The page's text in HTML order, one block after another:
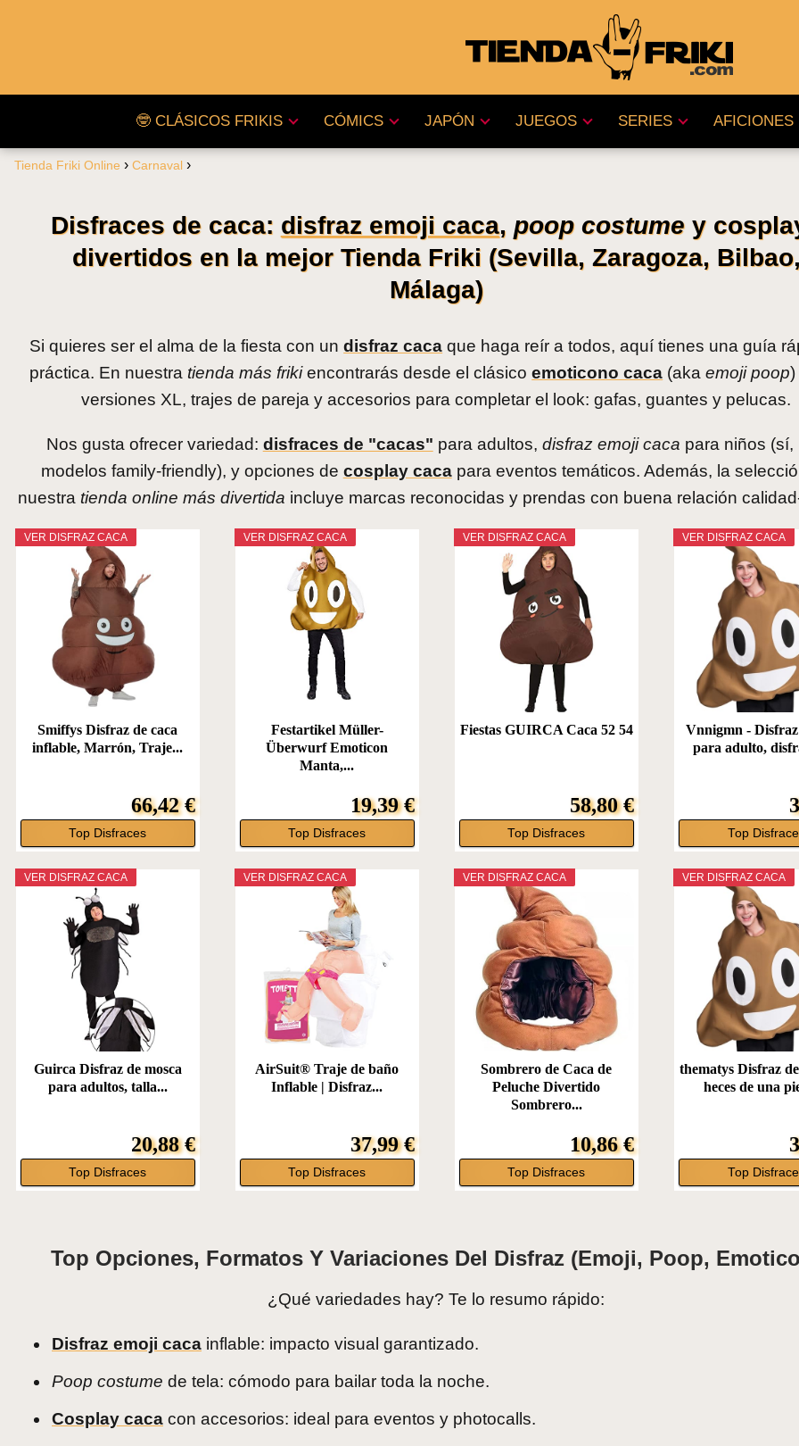
🤓 CLÁSICOS FRIKIS CÓMICS JAPÓN JUEGOS SERIES AFICIONES
Tienda Friki Online Carnaval
Disfraces de caca: disfraz emoji caca, poop costumey
divertidos en la mejor Tienda Friki (Sevilla, Zaragoza,
Málaga)
Si quieres ser el alma de la fiesta con undisfraz caca que haga reír a todos, aquí tienes una guía
práctica. En nuestra tienda más frikiencontrarás desde el clásicoemoticono caca (akaemoji poop)
versiones XL, trajes de pareja y accesorios para completar el look: gafas, guantes y pelucas.
Nos gusta ofrecer variedad: disfraces de "cacas" para adultos, disfraz emoji caca para niños (sí,
modelos family-friendly), y opciones de cosplay cacapara eventos temáticos. Además, la
nuestra tienda online más divertida incluye marcas reconocidas y prendas con buena relación
VER DISFRAZ CACA
Smiffys Disfraz de caca
inflable, Marrón, Traje...
66,42 €
Top Disfraces
VER DISFRAZ CACA
Festartikel Müller-
Überwurf Emoticon
Manta,...
19,39 €
Top Disfraces
VER DISFRAZ CACA
Fiestas GUIRCA Caca 52 54
58,80 €
Top Disfraces
VER DISFRAZ CACA
Vnnigmn - Disfraz
para adulto,
Top
VER DISFRAZ CACA
Guirca Disfraz de mosca
para adultos, talla...
20,88 €
Top Disfraces
VER DISFRAZ CACA
AirSuit® Traje de baño
Inflable | Disfraz...
37,99 €
Top Disfraces
VER DISFRAZ CACA
Sombrero de Caca de
Peluche Divertido
Sombrero...
10,86 €
Top Disfraces
VER DISFRAZ CACA
thematys Disfraz
heces de una
Top
Top Opciones, Formatos Y Variaciones Del Disfraz (emoji, Poop,
¿Qué variedades hay? Te lo resumo rápido:
Disfraz emoji caca inflable: impacto visual garantizado.
Poop costume de tela: cómodo para bailar toda la noche.
Cosplay caca con accesorios: ideal para eventos y photocalls.